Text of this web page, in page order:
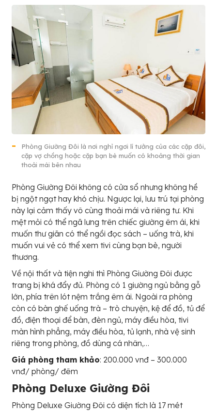
Phòng Giường Đôi là nơi nghỉ ngơi lí tưởng của các cặp đôi,
cặp vợ chồng hoặc cặp bạn bè muốn có khoảng thời gian
thoải mái bên nhau
Phòng Giường Đôi không có cửa sổ nhưng không hề
bị ngột ngạt hay khó chịu. Ngược lại, lưu trú tại phòng
này lại cảm thấy vô cùng thoải mái và riêng tư. Khi
mệt mỏi có thể ngã lưng trên chiếc giường êm ái, khi
muốn thư giãn có thể ngồi đọc sách – uống trà, khi
muốn vui vẻ có thể xem tivi cùng bạn bè, người
thương.
Về nội thất và tiện nghi thì Phòng Giường Đôi được
trang bị khá đẩy đủ. Phòng có 1 giường ngủ bằng gỗ
lớn, phía trên lót nệm trắng êm ái. Ngoài ra phòng
còn có bàn ghế uống trà – trò chuyện, kệ để đồ, tủ để
đồ, điện thoại để bàn, đèn ngủ, máy điều hòa, tivi
màn hình phẳng, máy điều hòa, tủ lạnh, nhà vệ sinh
riêng trong phòng, đồ dùng cá nhân,…
Giá phòng tham khảo: 200.000 vnđ – 300.000
vnđ/ phòng/ đêm
Phòng Deluxe Giường Đôi
Phòng Deluxe Giường Đôi có diện tích là 17 mét